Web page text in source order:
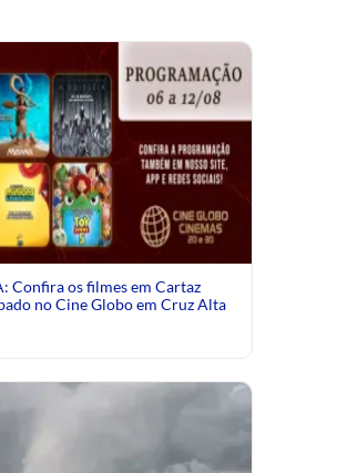
Confira os filmes em Cartaz
no Cine Globo em Cruz Alta